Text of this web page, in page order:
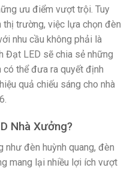
ưu điểm vượt trội. Tuy
trường, việc lựa chọn đèn
nhu cầu không phải là
Đạt LED sẽ chia sẻ những
có thể đưa ra quyết định
quả chiếu sáng cho nhà
Nhà Xưởng?
đèn huỳnh quang, đèn
mang lại nhiều lợi ích vượt